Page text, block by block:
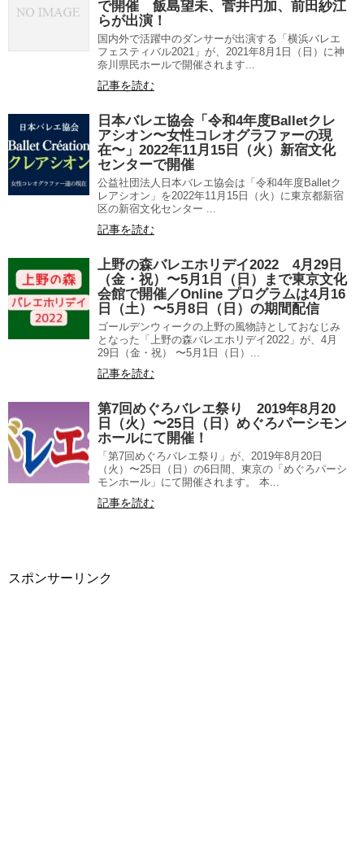
で開催 飯島望未、菅井円加、前田紗江
らが出演！
国内外で活躍中のダンサーが出演する「横浜バレエ
フェスティバル2021」が、2021年8月1日（日）に神
奈川県民ホールで開催されます...
記事を読む
日本バレエ協会「令和4年度Balletクレ
アシオン〜女性コレオグラファーの現
在〜」2022年11月15日（火）新宿文化
センターで開催
公益社団法人日本バレエ協会は「令和4年度Balletク
レアシオン」を2022年11月15日（火）に東京都新宿
区の新宿文化センター ...
記事を読む
上野の森バレエホリデイ2022 4月29日
（金・祝）〜5月1日（日）まで東京文化
会館で開催／Online プログラムは4月16
日（土）〜5月8日（日）の期間配信
ゴールデンウィークの上野の風物詩としておなじみ
となった「上野の森バレエホリデイ2022」が、4月
29日（金・祝） 〜5月1日（日）...
記事を読む
第7回めぐろバレエ祭り 2019年8月20
日（火）〜25日（日）めぐろパーシモン
ホールにて開催！
「第7回めぐろバレエ祭り」が、2019年8月20日
（火）〜25日（日）の6日間、東京の「めぐろパーシ
モンホール」にて開催されます。 本...
記事を読む
スポンサーリンク